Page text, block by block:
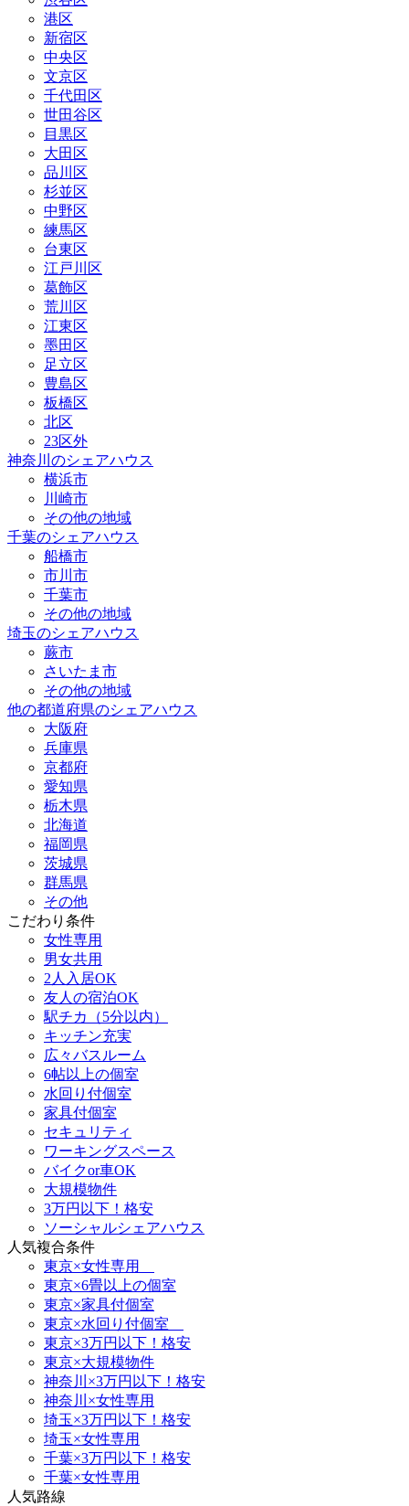
港区
新宿区
中央区
文京区
千代田区
世田谷区
目黒区
大田区
品川区
杉並区
中野区
練馬区
台東区
江戸川区
葛飾区
荒川区
江東区
墨田区
足立区
豊島区
板橋区
北区
23区外
神奈川のシェアハウス
横浜市
川崎市
その他の地域
千葉のシェアハウス
船橋市
市川市
千葉市
その他の地域
埼玉のシェアハウス
蕨市
さいたま市
その他の地域
他の都道府県のシェアハウス
大阪府
兵庫県
京都府
愛知県
栃木県
北海道
福岡県
茨城県
群馬県
その他
こだわり条件
女性専用
男女共用
2人入居OK
友人の宿泊OK
駅チカ（5分以内）
キッチン充実
広々バスルーム
6帖以上の個室
水回り付個室
家具付個室
セキュリティ
ワーキングスペース
バイクor車OK
大規模物件
3万円以下！格安
ソーシャルシェアハウス
人気複合条件
東京×女性専用
東京×6畳以上の個室
東京×家具付個室
東京×水回り付個室
東京×3万円以下！格安
東京×大規模物件
神奈川×3万円以下！格安
神奈川×女性専用
埼玉×3万円以下！格安
埼玉×女性専用
千葉×3万円以下！格安
千葉×女性専用
人気路線